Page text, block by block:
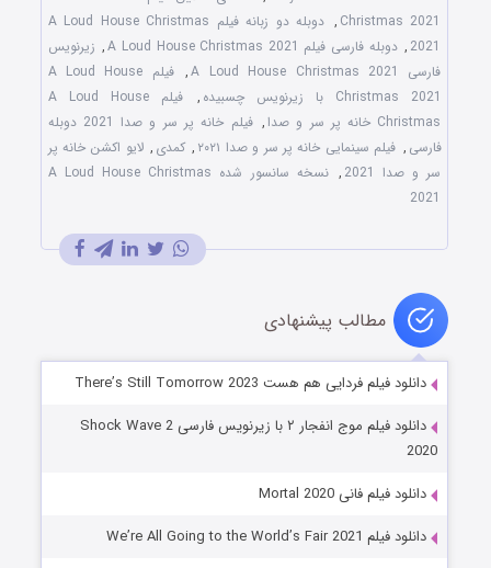
Christmas 2021
,
دوبله دو زبانه فیلم A Loud House Christmas
2021
, دوبله فارسی فیلم A Loud House Christmas 2021 , زیرنویس
فارسی A Loud House Christmas 2021
,
فیلم A Loud House
Christmas 2021 با زیرنویس چسبیده
,
فیلم A Loud House
Christmas خانه پر سر و صدا
,
فیلم خانه پر سر و صدا 2021 دوبله
فارسی , فیلم سینمایی خانه پر سر و صدا ۲۰۲۱ , کمدی , لایو اکشن خانه پر
سر و صدا 2021
,
نسخه سانسور شده A Loud House Christmas
2021
مطالب پیشنهادی
دانلود فیلم فردایی هم هست There’s Still Tomorrow 2023
دانلود فیلم موج انفجار ۲ با زیرنویس فارسی Shock Wave 2
2020
دانلود فیلم فانی Mortal 2020
دانلود فیلم We’re All Going to the World’s Fair 2021